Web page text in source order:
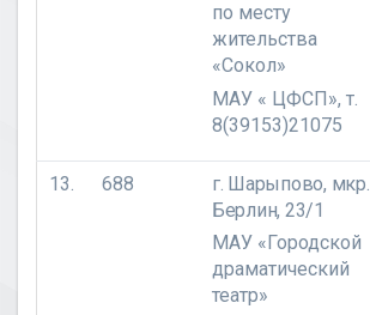
по месту
жительства
«Сокол»
МАУ « ЦФСП», т.
8(39153)21075
13. 688 г. Шарыпово, мкр.
Берлин, 23/1
МАУ «Городской
драматический
театр»